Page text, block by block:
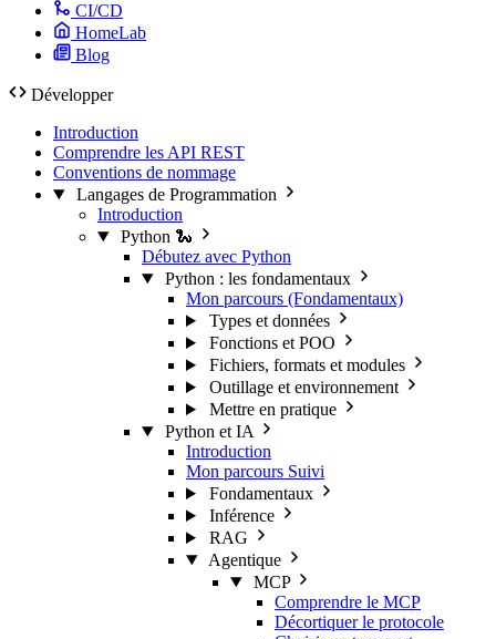
CI/CD
HomeLab
Blog
Développer
Introduction
Comprendre les API REST
Conventions de nommage
Langages de Programmation
Introduction
Python 🐍
Débutez avec Python
Python : les fondamentaux
Mon parcours (Fondamentaux)
Types et données
Fonctions et POO
Fichiers, formats et modules
Outillage et environnement
Mettre en pratique
Python et IA
Introduction
Mon parcours Suivi
Fondamentaux
Inférence
RAG
Agentique
MCP
Comprendre le MCP
Décortiquer le protocole